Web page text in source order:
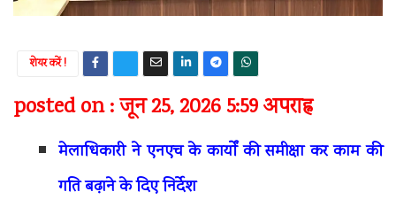
शेयर करें !
posted on : जून 25, 2026 5:59 अपराह्न
मेलाधिकारी ने एनएच के कार्यों की समीक्षा कर काम की
गति बढ़ाने के दिए निर्देश